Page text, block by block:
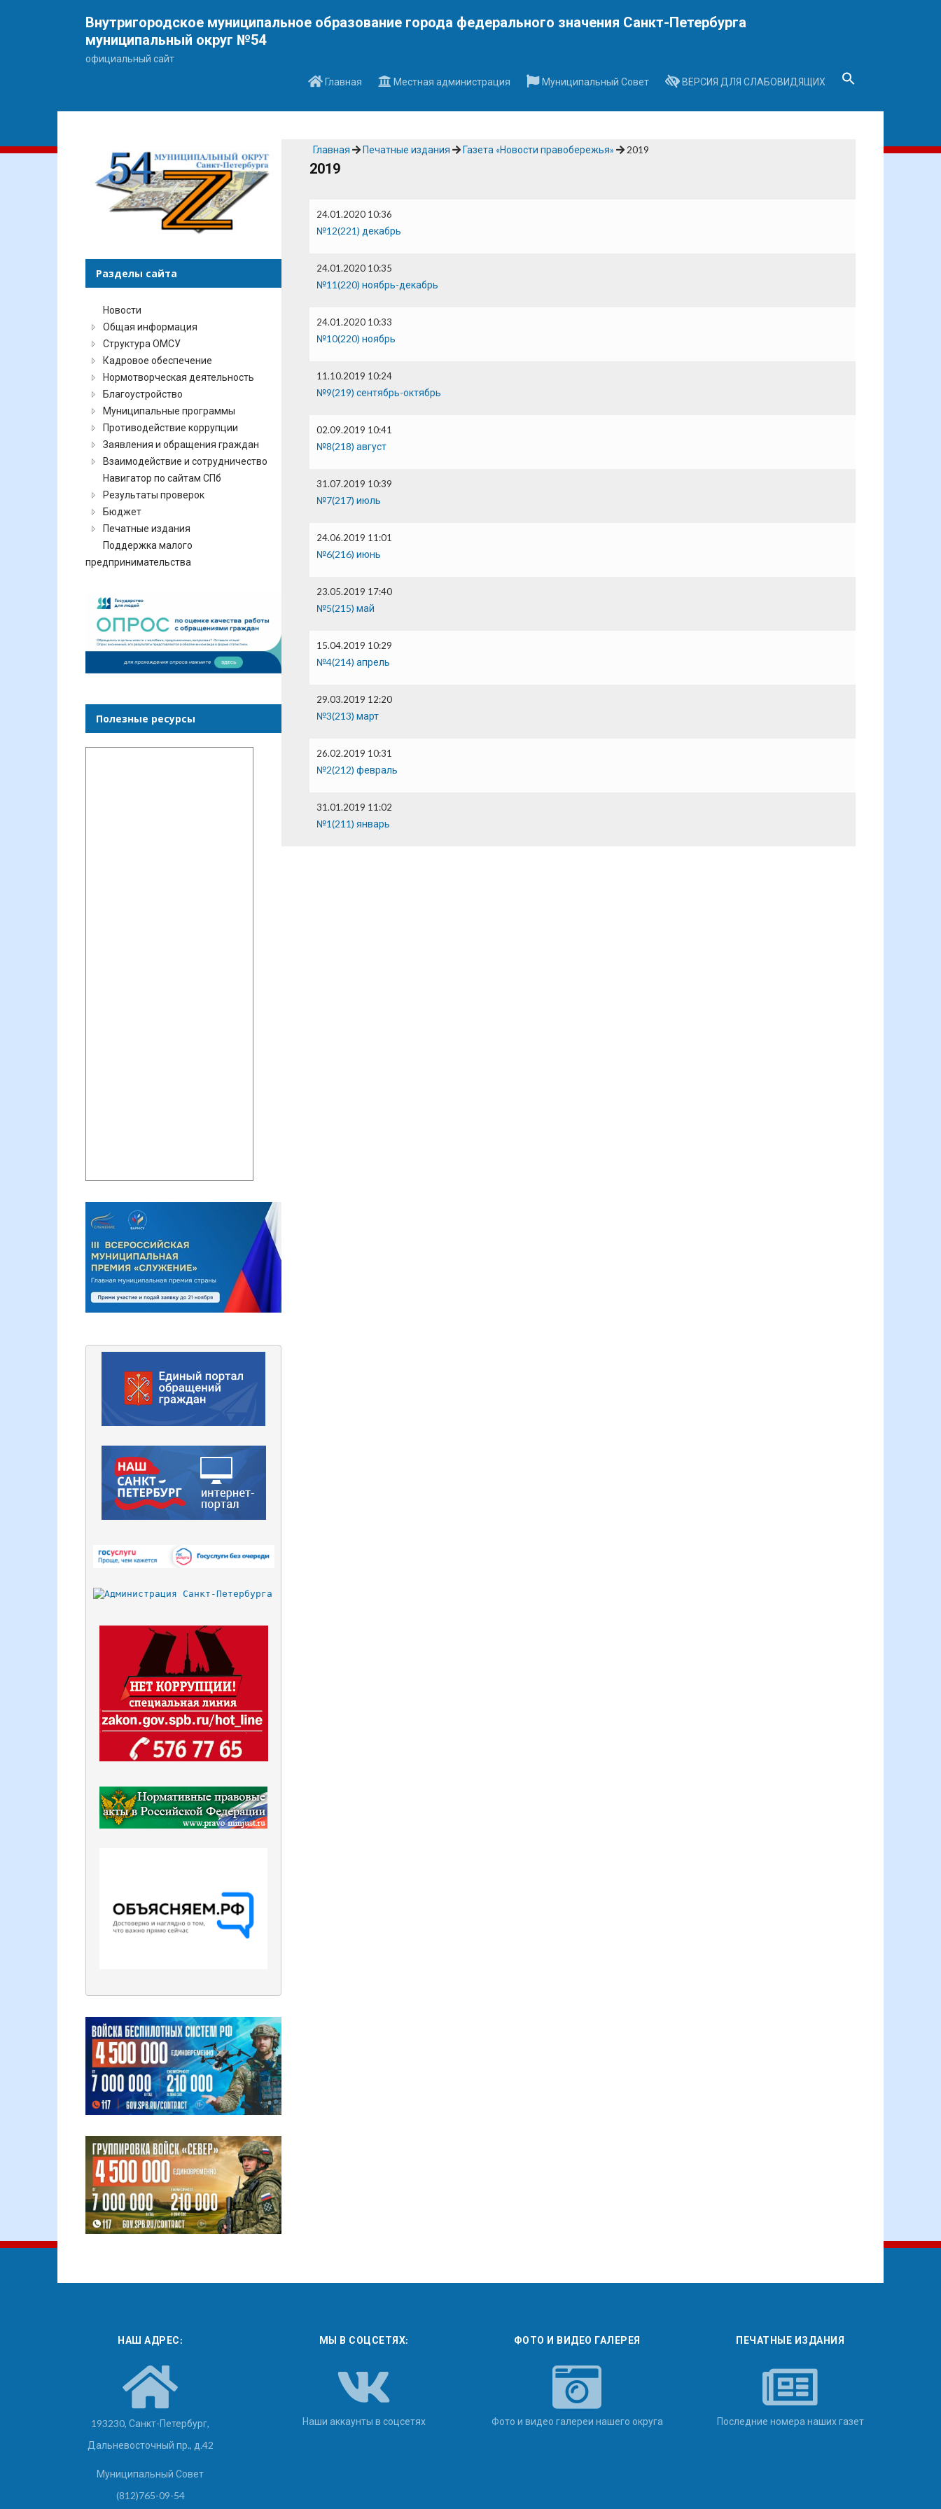
Внутригородское муниципальное образование города федерального значения Санкт-Петербурга
муниципальный округ №54
официальный сайт
Главная
Местная администрация Муниципальный Совет ВЕРСИЯ ДЛЯ СЛАБОВИДЯЩИХ
Главная Печатные издания Газета «Новости правобережья» 2019
2019
24.01.2020 10:36
№12(221) декабрь
24.01.2020 10:35
№11(220) ноябрь-декабрь
24.01.2020 10:33
№10(220) ноябрь
11.10.2019 10:24
№9(219) сентябрь-октябрь
02.09.2019 10:41
№8(218) август
31.07.2019 10:39
№7(217) июль
24.06.2019 11:01
№6(216) июнь
23.05.2019 17:40
№5(215) май
15.04.2019 10:29
№4(214) апрель
29.03.2019 12:20
№3(213) март
26.02.2019 10:31
№2(212) февраль
31.01.2019 11:02
№1(211) январь
Разделы сайта
Новости
Общая информация
Структура ОМСУ
Кадровое обеспечение
Нормотворческая деятельность
Благоустройство
Муниципальные программы
Противодействие коррупции
Заявления и обращения граждан
Взаимодействие и сотрудничество
Навигатор по сайтам СПб
Результаты проверок
Бюджет
Печатные издания
Поддержка малого
предпринимательства
Полезные ресурсы
НАШ АДРЕС:
193230, Санкт-Петербург,
Дальневосточный пр., д.42
Муниципальный Совет
(812)765-09-54
МЫ В СОЦСЕТЯХ:
Наши аккаунты в соцсетях
ФОТО И ВИДЕО ГАЛЕРЕЯ
Фото и видео галереи нашего округа
ПЕЧАТНЫЕ ИЗДАНИЯ
Последние номера наших газет